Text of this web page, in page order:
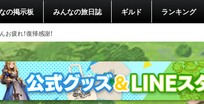
の掲示板 みんなの旅日誌 ギルド ランキング
お疲れ！復帰感謝！